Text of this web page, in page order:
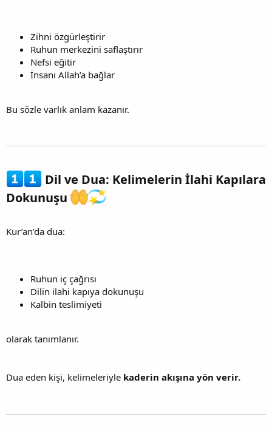
Zihni özgürleştirir
Ruhun merkezini saflaştırır
Nefsi eğitir
İnsanı Allah’a bağlar
Bu sözle varlık anlam kazanır.
Dil ve Dua: Kelimelerin İlahi Kapılara
Dokunuşu
Kur’an’da dua:
Ruhun iç çağrısı
Dilin ilahi kapıya dokunuşu
Kalbin teslimiyeti
olarak tanımlanır.
Dua eden kişi, kelimeleriyle kaderin akışına yön verir.